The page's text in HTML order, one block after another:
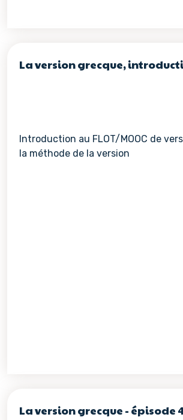
La version grecque,
Introduction au FLOT/MOOC de
la méthode de la version
La version grecque - épisode